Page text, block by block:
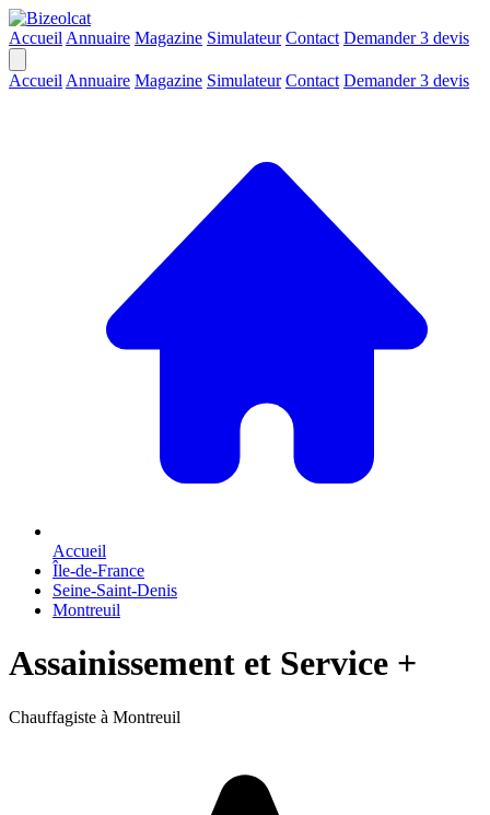
Accueil Annuaire Magazine Simulateur Contact Demander 3 devis
Accueil Annuaire Magazine Simulateur Contact Demander 3 devis
Accueil
Île-de-France
Seine-Saint-Denis
Montreuil
Assainissement et Service +
Chauffagiste à Montreuil